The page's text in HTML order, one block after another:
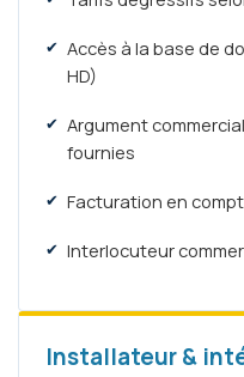
Accès à la base de
HD)
Argument
fournies
Facturation en
Interlocuteur
Installateur &